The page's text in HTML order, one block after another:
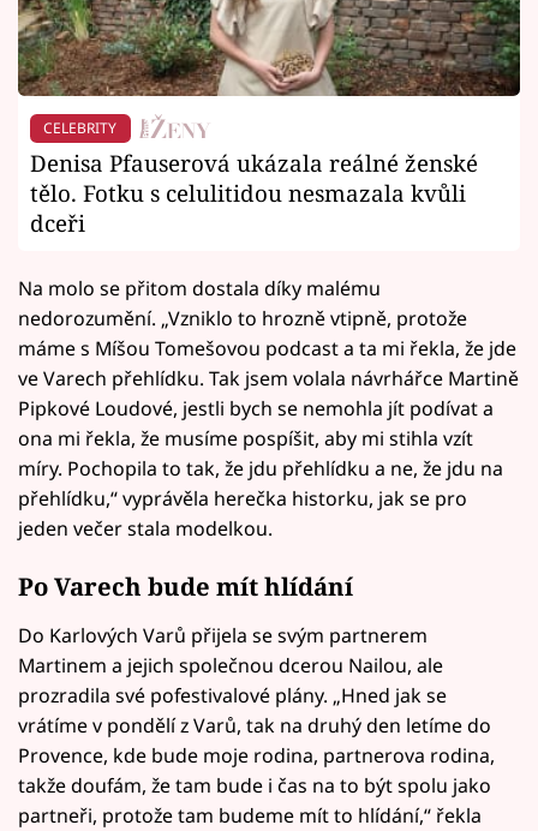
CELEBRITY
Denisa Pfauserová ukázala reálné ženské
tělo. Fotku s celulitidou nesmazala kvůli
dceři
Na molo se přitom dostala díky malému
nedorozumění. „Vzniklo to hrozně vtipně, protože
máme s Míšou Tomešovou podcast a ta mi řekla, že jde
ve Varech přehlídku. Tak jsem volala návrhářce Martině
Pipkové Loudové, jestli bych se nemohla jít podívat a
ona mi řekla, že musíme pospíšit, aby mi stihla vzít
míry. Pochopila to tak, že jdu přehlídku a ne, že jdu na
přehlídku,“ vyprávěla herečka historku, jak se pro
jeden večer stala modelkou.
Po Varech bude mít hlídání
Do Karlových Varů přijela se svým partnerem
Martinem a jejich společnou dcerou Nailou, ale
prozradila své pofestivalové plány. „Hned jak se
vrátíme v pondělí z Varů, tak na druhý den letíme do
Provence, kde bude moje rodina, partnerova rodina,
takže doufám, že tam bude i čas na to být spolu jako
partneři, protože tam budeme mít to hlídání,“ řekla